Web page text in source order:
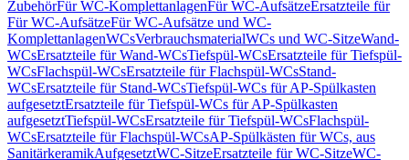
ZubehörFür WC-KomplettanlagenFür WC-AufsätzeErsatzteile für
Für WC-AufsätzeFür WC-Aufsätze und WC-
KomplettanlagenWCsVerbrauchsmaterialWCs und WC-SitzeWand-
WCsErsatzteile für Wand-WCsTiefspül-WCsErsatzteile für Tiefspül-
WCsFlachspül-WCsErsatzteile für Flachspül-WCsStand-
WCsErsatzteile für Stand-WCsTiefspül-WCs für AP-Spülkasten
aufgesetztErsatzteile für Tiefspül-WCs für AP-Spülkasten
aufgesetztTiefspül-WCsErsatzteile für Tiefspül-WCsFlachspül-
WCsErsatzteile für Flachspül-WCsAP-Spülkästen für WCs, aus
SanitärkeramikAufgesetztWC-SitzeErsatzteile für WC-SitzeWC-